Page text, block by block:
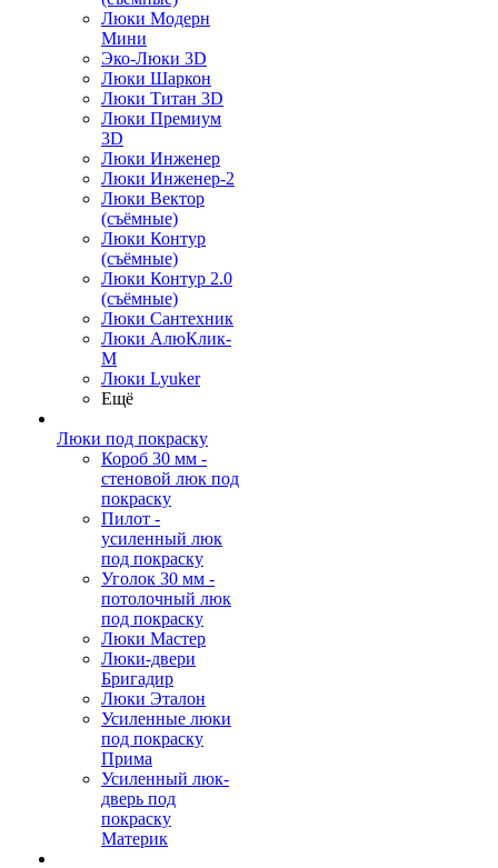
Люки Модерн
Мини
Эко-Люки 3D
Люки Шаркон
Люки Титан 3D
Люки Премиум
3D
Люки Инженер
Люки Инженер-2
Люки Вектор
(съёмные)
Люки Контур
(съёмные)
Люки Контур 2.0
(съёмные)
Люки Сантехник
Люки АлюКлик-
М
Люки Lyuker
Ещё
Люки под покраску
Короб 30 мм -
стеновой люк под
покраску
Пилот -
усиленный люк
под покраску
Уголок 30 мм -
потолочный люк
под покраску
Люки Мастер
Люки-двери
Бригадир
Люки Эталон
Усиленные люки
под покраску
Прима
Усиленный люк-
дверь под
покраску
Материк